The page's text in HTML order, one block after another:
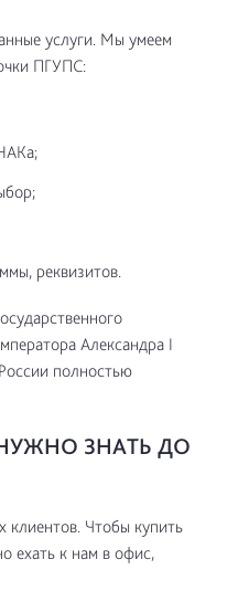
услуги. Мы умеем
ПГУПС:
реквизитов.
Александра I
полностью
ЗНАТЬ ДО
Чтобы купить
ехать к нам в офис,